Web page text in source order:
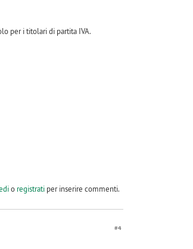
per i titolari di partita IVA.
o registratiper inserire commenti.
#4